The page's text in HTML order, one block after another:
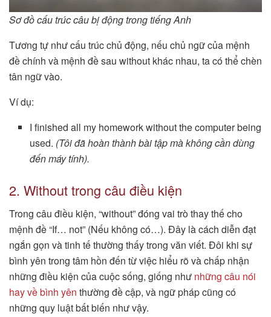
Sơ đồ cấu trúc câu bị động trong tiếng Anh
Tương tự như cấu trúc chủ động, nếu chủ ngữ của mệnh
đề chính và mệnh đề sau without khác nhau, ta có thể chèn
tân ngữ vào.
Ví dụ:
I finished all my homework without the computer being
used. (Tôi đã hoàn thành bài tập mà không cần dùng
đến máy tính).
2. Without trong câu điều kiện
Trong câu điều kiện, “without” đóng vai trò thay thế cho
mệnh đề “If… not” (Nếu không có…). Đây là cách diễn đạt
ngắn gọn và tinh tế thường thấy trong văn viết. Đôi khi sự
bình yên trong tâm hồn đến từ việc hiểu rõ và chấp nhận
những điều kiện của cuộc sống, giống như những câu nói
hay về bình yên thường đề cập, và ngữ pháp cũng có
những quy luật bất biến như vậy.